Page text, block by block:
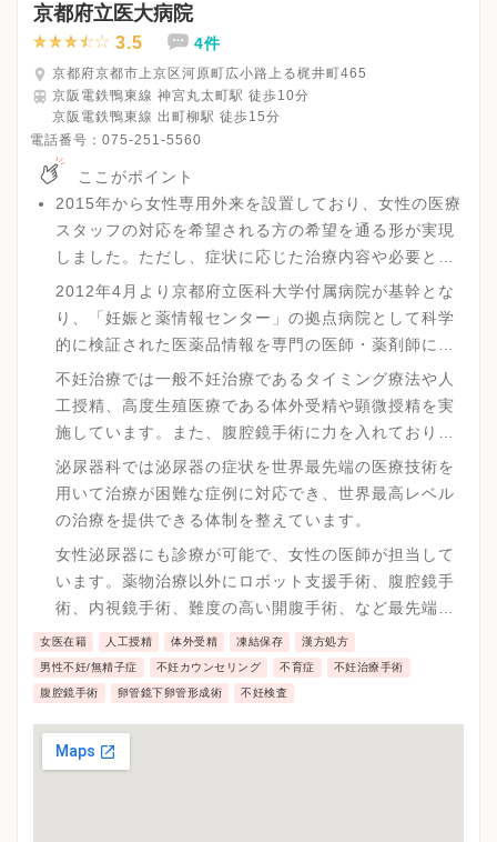
京都府立医大病院
3.5 4件
京都府京都市上京区河原町広小路上る梶井町465
京阪電鉄鴨東線 神宮丸太町駅 徒歩10分
京阪電鉄鴨東線 出町柳駅 徒歩15分
電話番号： 075-251-5560
ここがポイント
2015年から女性専用外来を設置しており、女性の医療
スタッフの対応を希望される方の希望を通る形が実現
しました。ただし、症状に応じた治療内容や必要とな
る検査内容等の場合はその限りではありません。
2012年4月より京都府立医科大学付属病院が基幹とな
り、「妊娠と薬情報センター」の拠点病院として科学
的に検証された医薬品情報を専門の医師・薬剤師によ
り妊婦、妊娠希望者に提供しています。
不妊治療では一般不妊治療であるタイミング療法や人
工授精、高度生殖医療である体外受精や顕微授精を実
施しています。また、腹腔鏡手術に力を入れており、
超音波検査などで疾患など不妊の原因が見つかった場
合には子宮鏡検査で詳しく調べ、腹腔鏡手術で不妊の
原因になる場合は取り除いていきます。
泌尿器科では泌尿器の症状を世界最先端の医療技術を
用いて治療が困難な症例に対応でき、世界最高レベル
の治療を提供できる体制を整えています。
女性泌尿器にも診療が可能で、女性の医師が担当して
います。薬物治療以外にロボット支援手術、腹腔鏡手
術、内視鏡手術、難度の高い開腹手術、など最先端の
治療を実施しています。
女医在籍 人工授精 体外受精 凍結保存 漢方処方
男性不妊/無精子症 不妊カウンセリング 不育症 不妊治療手術
腹腔鏡手術 卵管鏡下卵管形成術 不妊検査